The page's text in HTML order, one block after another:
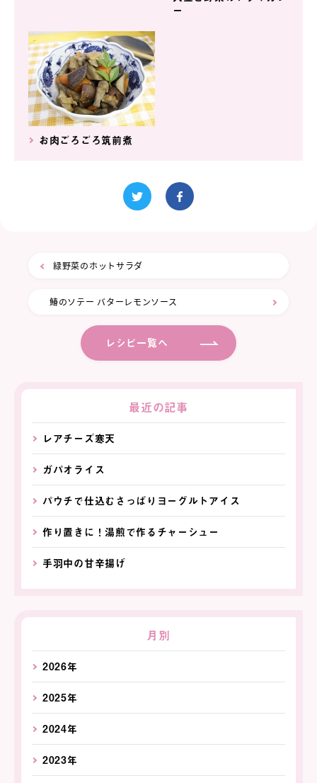
ー
お肉ごろごろ筑前煮
緑野菜のホットサラダ
鰆のソテー バターレモンソース
レシピ一覧へ
最近の記事
レアチーズ寒天
ガパオライス
パウチで仕込むさっぱりヨーグルトアイス
作り置きに！湯煎で作るチャーシュー
手羽中の甘辛揚げ
月別
2026年
2025年
2024年
2023年